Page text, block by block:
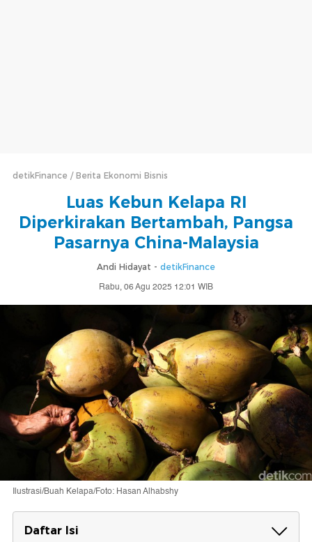
detikFinance Berita Ekonomi Bisnis
Luas Kebun Kelapa RI
Diperkirakan Bertambah, Pangsa
Pasarnya China-Malaysia
Andi Hidayat - detikFinance
Rabu, 06 Agu 2025 12:01 WIB
Ilustrasi/Buah Kelapa/Foto: Hasan Alhabshy
Daftar Isi